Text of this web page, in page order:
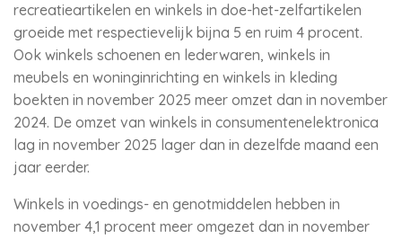
recreatieartikelen en winkels in doe-het-zelfartikelen
groeide met respectievelijk bijna 5 en ruim 4 procent.
Ook winkels schoenen en lederwaren, winkels in
meubels en woninginrichting en winkels in kleding
boekten in november 2025 meer omzet dan in november
2024. De omzet van winkels in consumentenelektronica
lag in november 2025 lager dan in dezelfde maand een
jaar eerder.
Winkels in voedings- en genotmiddelen hebben in
november 4,1 procent meer omgezet dan in november